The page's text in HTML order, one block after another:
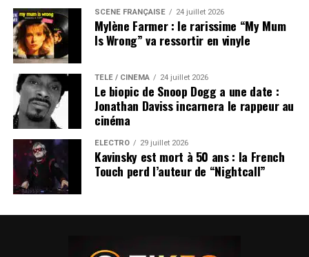
SCÈNE FRANÇAISE 24 juillet 2026
Mylène Farmer : le rarissime “My Mum
Is Wrong” va ressortir en vinyle
TÉLÉ / CINÉMA 24 juillet 2026
Le biopic de Snoop Dogg a une date :
Jonathan Daviss incarnera le rappeur au
cinéma
ÉLECTRO 29 juillet 2026
Kavinsky est mort à 50 ans : la French
Touch perd l’auteur de “Nightcall”